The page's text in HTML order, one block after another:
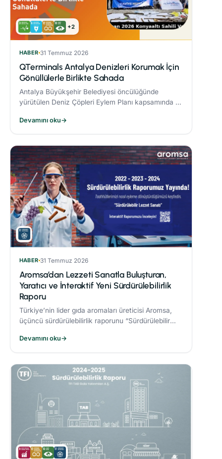
+2
HABER 31 Temmuz 2026
QTerminals Antalya Denizleri Korumak İçin
Gönüllülerle Birlikte Sahada
Antalya Büyükşehir Belediyesi öncülüğünde
yürütülen Deniz Çöpleri Eylem Planı kapsamında 11
etkinlikleri, çevre bilincinin artırılmasına önemli
katkı sağladı.
Devamını oku→
HABER 31 Temmuz 2026
Aromsa’dan Lezzeti Sanatla Buluşturan,
Yaratıcı ve İnteraktif Yeni Sürdürülebilirlik
Raporu
Türkiye’nin lider gıda aromaları üreticisi Aromsa,
üçüncü sürdürülebilirlik raporunu “Sürdürülebilir
Devamını oku→